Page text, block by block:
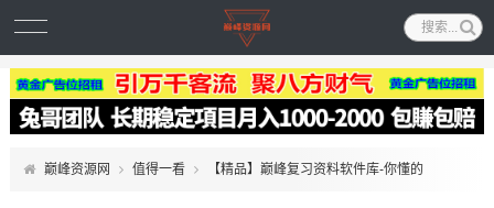
巅峰资源网 值得一看 【精品】巅峰复习资料软件库-你懂的